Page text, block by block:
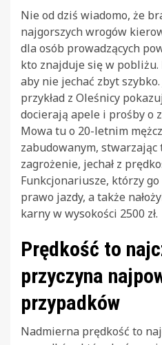
Nie od dziś wiadomo, że
najgorszych wrogów
dla osób prowadzących
kto znajduje się w pobliżu.
aby nie jechać zbyt
przykład z Oleśnicy
docierają apele i prośby o
Mowa tu o 20-letnim
zabudowanym,
zagrożenie, jechał z
Funkcjonariusze, którzy
prawo jazdy, a także
karny w wysokości 2500 zł.
Prędkość to
przyczyna
przypadków
Nadmierna prędkość to